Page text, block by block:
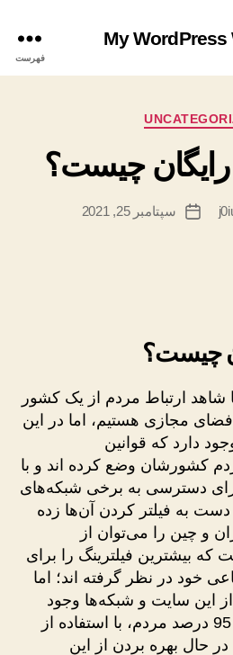
My WordPress
فهرست
دسته‌ها
چیست؟
تاریخسپتامبر 25, 2021
چیست؟
شاهد ارتباط مردم از یک کشور
مجازی هستیم، اما در این
دارد که قوانین
کشورشان وضع کرده اند و با
دسترسی به برخی شبکه‌های
دست به فیلتر کردن آن‌ها زده
و چین را می‌توان از
بیشترین فیلترینگ را برای
خود در نظر گرفته اند؛ اما
این سایت و شبکه‌ها وجود
دارد و در ایران بیش از 95 درصد مردم، با استفاده از
حال بهره بردن از این